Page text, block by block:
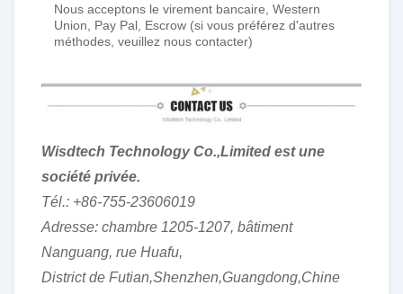
Nous acceptons le virement bancaire, Western
Union, Pay Pal, Escrow (si vous préférez d'autres
méthodes, veuillez nous contacter)
Wisdtech Technology Co.,Limited est une
société privée.
Tél.: +86-755-23606019
Adresse: chambre 1205-1207, bâtiment
Nanguang, rue Huafu,
District de Futian,Shenzhen,Guangdong,Chine